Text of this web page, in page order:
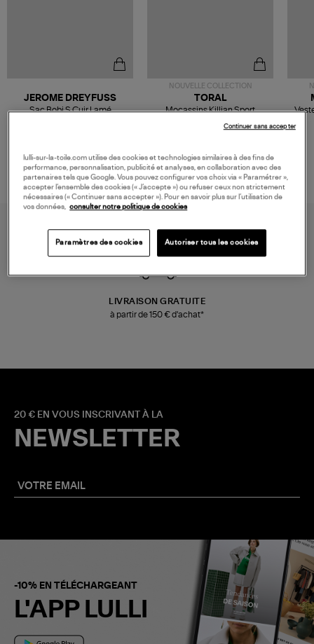
JEROME DREYFUSS
Sac Bobi S Cuir Lamé
NOUVELLE COLLECTION
189,00 €
TORAL
Mocassins Killian Sport
LIVRAISON GRATUITE
à partir de 150 € d'achat*
20 € EN VOUS INSCRIVANT À LA
NEWSLETTER
-10% EN TÉLÉCHARGEANT
L'APP LULLI
lulli-sur-la-toile.com utilise des cookies et technologies similaires à des fins de
performance, personnalisation, publicité et analyses, en collaboration avec des
partenaires tels que Google. Vous pouvez configurer vos choix via « Paramétrer »,
accepter l’ensemble des cookies (« J’accepte ») ou refuser ceux non strictement
nécessaires (« Continuer sans accepter »). Pour en savoir plus sur l’utilisation de
vos données,
consulter notre politique de cookies
Paramètres des cookies Autoriser tous les cookies
Continuer sans accepter